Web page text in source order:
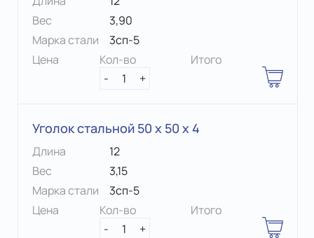
Вес
3,90
Марка стали
3сп-5
Цена
Кол-во
-
1 +
Итого
Уголок стальной 50 х 50 x 4
Длина
12
Вес
3,15
Марка стали
3сп-5
Цена
Кол-во
-
1 +
Итого